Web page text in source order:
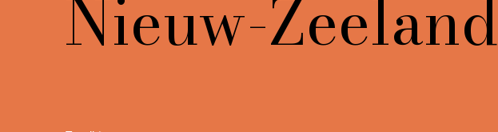
Nieuw-Zeeland